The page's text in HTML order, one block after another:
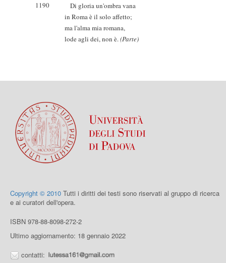
1190
Di gloria un'ombra vana
in Roma è il solo affetto;
ma l'alma mia romana,
lode agli dei, non è.(Parte)
Copyright © 2010 Tutti i diritti dei testi sono riservati al gruppo di ricerca
e ai curatori dell'opera.
ISBN 978-88-8098-272-2
Ultimo aggiornamento: 18 gennaio 2022
contatti: